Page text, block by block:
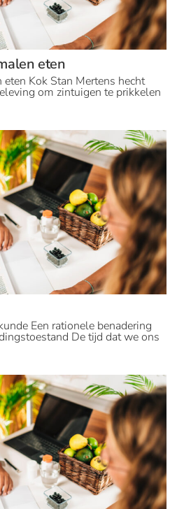
eten
Kok Stan Mertens hecht
om zintuigen te prikkelen
Een rationele benadering
De tijd dat we ons